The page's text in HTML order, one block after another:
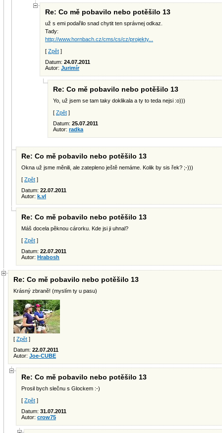
Re: Co mě pobavilo nebo potěšilo 13
už s emi podařilo snad chytit ten správnej odkaz.
Tady:
http://www.hornbach.cz/cms/cs/cz/projekty...
[ Zpět ]
Datum: 24.07.2011
Autor: Jurimír
Re: Co mě pobavilo nebo potěšilo 13
Yo, už jsem se tam taky doklikala a ty to teda nejsi :o)))
[ Zpět ]
Datum: 25.07.2011
Autor: radka
Re: Co mě pobavilo nebo potěšilo 13
Okna už jsme měnili, ale zatepleno ještě nemáme. Kolik by sis řek? ;-)))
[ Zpět ]
Datum: 22.07.2011
Autor: k.vl
Re: Co mě pobavilo nebo potěšilo 13
Máš docela pěknou cárorku. Kde jsi ji uhnal?
[ Zpět ]
Datum: 22.07.2011
Autor: Hrabosh
Re: Co mě pobavilo nebo potěšilo 13
Krásný zbraně! (myslím ty u pasu)
[ Zpět ]
Datum: 22.07.2011
Autor: Joe-CUBE
Re: Co mě pobavilo nebo potěšilo 13
Prosil bych slečnu s Glockem :-)
[ Zpět ]
Datum: 31.07.2011
Autor: crow75